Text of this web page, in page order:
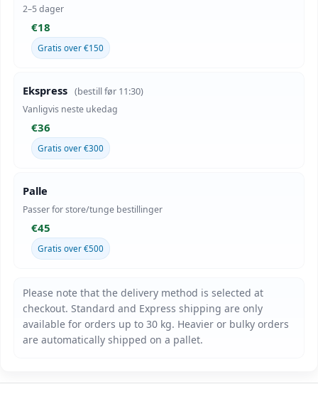
2–5 dager
€18
Gratis over €150
Ekspress (bestill før 11:30)
Vanligvis neste ukedag
€36
Gratis over €300
Palle
Passer for store/tunge bestillinger
€45
Gratis over €500